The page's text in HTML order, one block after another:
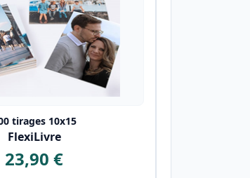
tirages 10x15
FlexiLivre
23,90 €